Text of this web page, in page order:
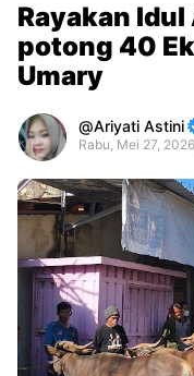
Rayakan Idul
potong 40
Umary
Ariyati Astini
Rabu, Mei 27,